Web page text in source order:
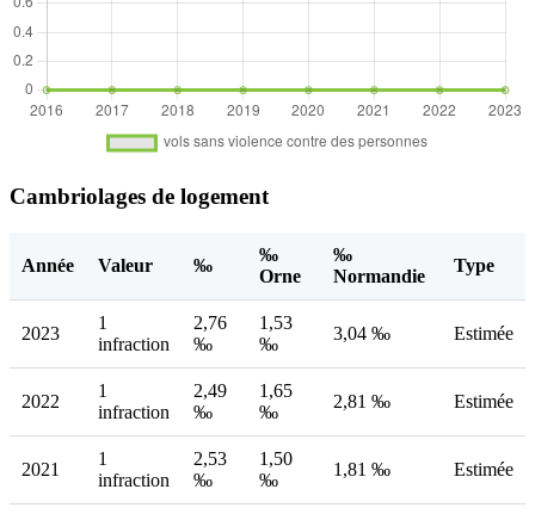
Cambriolages de logement
Année Valeur ‰
‰
Orne
‰
Normandie
Type
2023
1
infraction
2,76
‰
1,53
‰
3,04 ‰ Estimée
2022
1
infraction
2,49
‰
1,65
‰
2,81 ‰ Estimée
2021
1
infraction
2,53
‰
1,50
‰
1,81 ‰ Estimée